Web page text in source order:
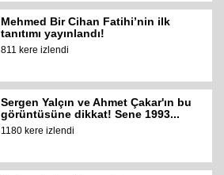
Mehmed Bir Cihan Fatihi’nin ilk
tanıtımı yayınlandı!
811 kere izlendi
Sergen Yalçın ve Ahmet Çakar'ın bu
görüntüsüne dikkat! Sene 1993...
1180 kere izlendi